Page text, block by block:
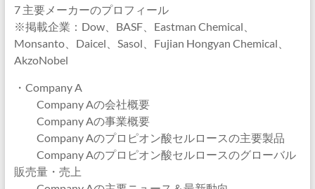
7 主要メーカーのプロフィール
※掲載企業：Dow、BASF、Eastman Chemical、
Monsanto、Daicel、Sasol、Fujian Hongyan Chemical、
AkzoNobel
・Company A
Company Aの会社概要
Company Aの事業概要
Company Aのプロピオン酸セルロースの主要製品
Company Aのプロピオン酸セルロースのグローバル
販売量・売上